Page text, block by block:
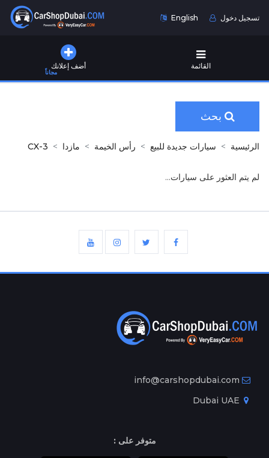
English تسجيل دخول
أضف إعلانك
مجاناً
القائمة
بحث
الرئيسية سيارات جديدة للبيع رأس الخيمة مازدا CX-3
لم يتم العثور على سيارات...
info@carshopdubai.com
متوفر على :